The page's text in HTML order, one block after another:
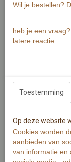
Wil je bestellen?
heb je een
latere reactie.
Toestemming
Op deze website
Cookies worden
aanbieden van
van informatie en